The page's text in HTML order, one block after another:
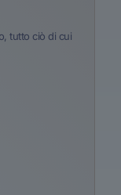
tutto ciò di cui